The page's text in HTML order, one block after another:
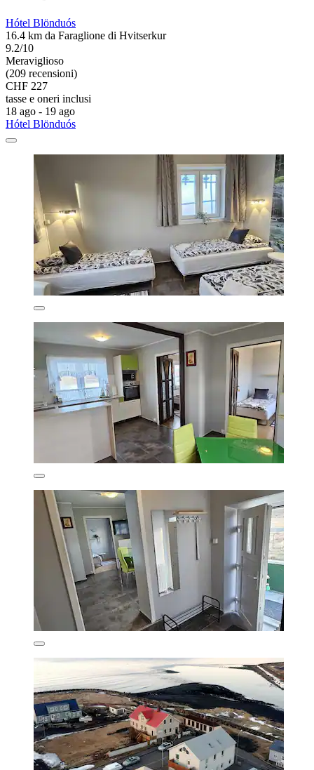
Hótel Blönduós
16.4 km da Faraglione di Hvitserkur
9.2/10
Meraviglioso
(209 recensioni)
CHF 227
tasse e oneri inclusi
18 ago - 19 ago
Hótel Blönduós